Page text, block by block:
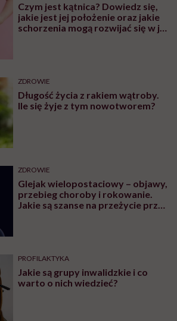
Czym jest kątnica? Dowiedz się,
jakie jest jej położenie oraz jakie
schorzenia mogą rozwijać się w jej
ZDROWIE
Długość życia z rakiem wątroby.
Ile się żyje z tym nowotworem?
ZDROWIE
Glejak wielopostaciowy – objawy,
przebieg choroby i rokowanie.
Jakie są szanse na przeżycie przy
PROFILAKTYKA
Jakie są grupy inwalidzkie i co
warto o nich wiedzieć?